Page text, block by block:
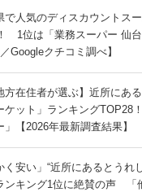
で人気のディスカウントス
1位は「業務スーパー 仙
Googleクチコミ調べ】
方在住者が選ぶ】近所にあ
ケット」ランキングTOP28
」【2026年最新調査結果】
く安い」“近所にあるとうれ
ンキング1位に絶賛の声 「